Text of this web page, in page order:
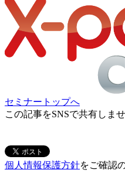
セミナートップへ
この記事をSNSで共有しま
個人情報保護方針をご確認